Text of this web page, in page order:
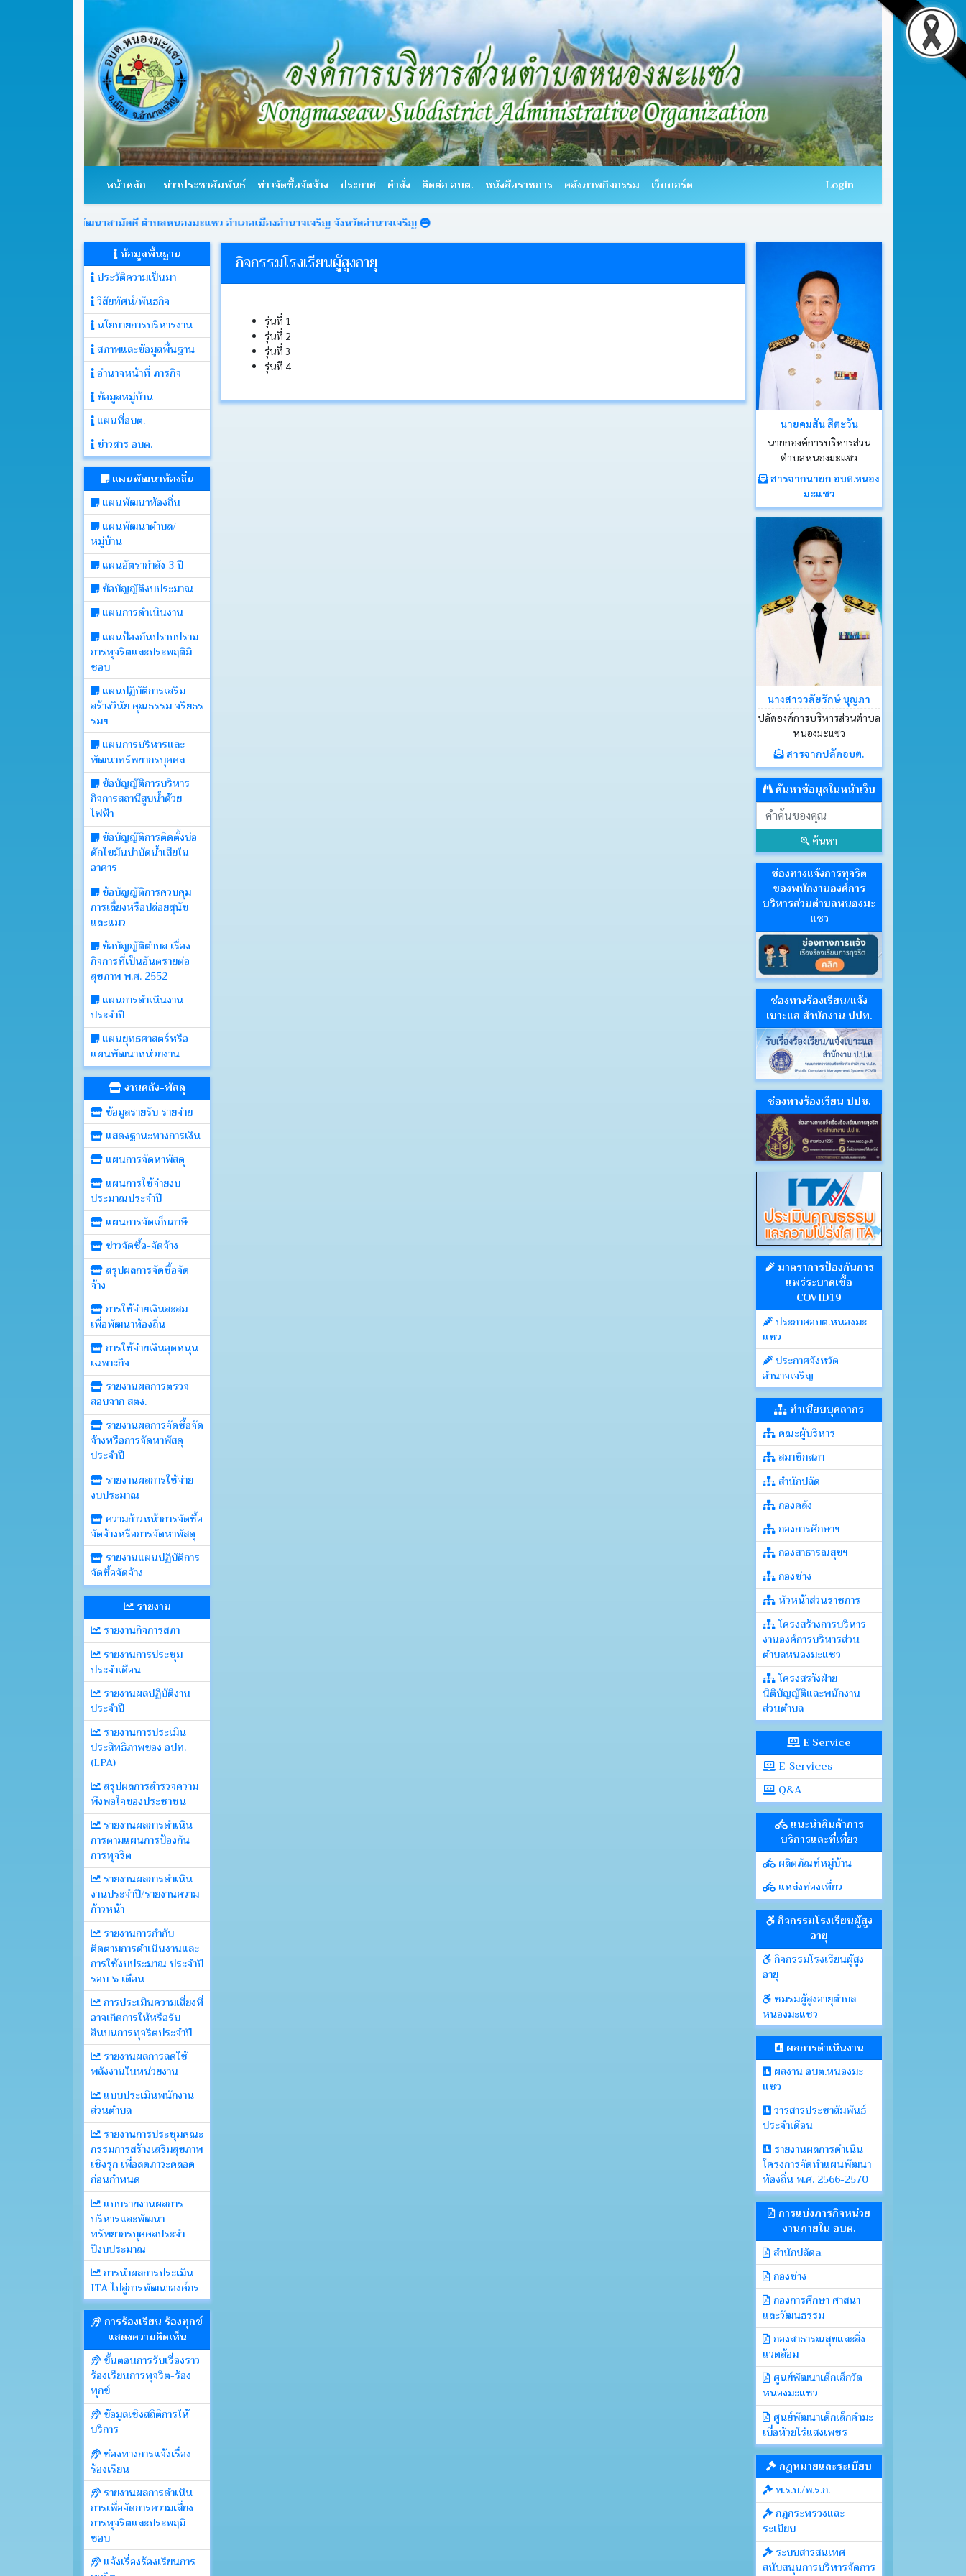
หน้าหลัก ข่าวประชาสัมพันธ์ ข่าวจัดซื้อจัดจ้าง ประกาศ คำสั่ง ติดต่อ อบต. หนังสือราชการ คลังภาพกิจกรรม เว็บบอร์ด Login
บ้านพัฒนาสามัคคี ตำบลหนองมะแซว อำเภอเมืองอำนาจเจริญ จังหวัดอำนาจเจริญ
ข้อมูลพื้นฐาน
ประวัติความเป็นมา
วิสัยทัศน์/พันธกิจ
นโยบายการบริหารงาน
สภาพและข้อมูลพื้นฐาน
อำนาจหน้าที่ ภารกิจ
ข้อมูลหมู่บ้าน
แผนที่อบต.
ข่าวสาร อบต.
แผนพัฒนาท้องถิ่น
แผนพัฒนาท้องถิ่น
แผนพัฒนาตำบล/
หมู่บ้าน
แผนอัตรากำลัง 3 ปี
ข้อบัญญัติงบประมาณ
แผนการดำเนินงาน
แผนป้องกันปราบปราม
การทุจริตและประพฤติมิ
ชอบ
แผนปฏิบัติการเสริม
สร้างวินัย คุณธรรม จริยธร
รมฯ
แผนการบริหารและ
พัฒนาทรัพยากรบุคคล
ข้อบัญญัติการบริหาร
กิจการสถานีสูบน้ำด้วย
ไฟฟ้า
ข้อบัญญัติการติดตั้งบ่อ
ดักไขมันบำบัดน้ำเสียใน
อาคาร
ข้อบัญญัติการควบคุม
การเลี้ยงหรือปล่อยสุนัข
และแมว
ข้อบัญญัติตำบล เรื่อง
กิจการที่เป็นอันตรายต่อ
สุขภาพ พ.ศ. 2552
แผนการดำเนินงาน
ประจำปี
แผนยุทธศาสตร์หรือ
แผนพัฒนาหน่วยงาน
งานคลัง-พัสดุ
ข้อมูลรายรับ รายจ่าย
แสดงฐานะทางการเงิน
แผนการจัดหาพัสดุ
แผนการใช้จ่ายงบ
ประมาณประจำปี
แผนการจัดเก็บภาษี
ข่าวจัดซื้อ-จัดจ้าง
สรุปผลการจัดซื้อจัด
จ้าง
การใช้จ่ายเงินสะสม
เพื่อพัฒนาท้องถิ่น
การใช้จ่ายเงินอุดหนุน
เฉพาะกิจ
รายงานผลการตรวจ
สอบจาก สตง.
รายงานผลการจัดซื้อจัด
จ้างหรือการจัดหาพัสดุ
ประจำปี
รายงานผลการใช้จ่าย
งบประมาณ
ความก้าวหน้าการจัดซื้อ
จัดจ้างหรือการจัดหาพัสดุ
รายงานแผนปฏิบัติการ
จัดซื้อจัดจ้าง
รายงาน
รายงานกิจการสภา
รายงานการประชุม
ประจำเดือน
รายงานผลปฏิบัติงาน
ประจำปี
รายงานการประเมิน
ประสิทธิภาพของ อปท.
(LPA)
สรุปผลการสำรวจความ
พึงพอใจของประชาชน
รายงานผลการดำเนิน
การตามแผนการป้องกัน
การทุจริต
รายงานผลการดำเนิน
งานประจำปี/รายงานความ
ก้าวหน้า
รายงานการกำกับ
ติดตามการดำเนินงานและ
การใช้งบประมาณ ประจำปี
รอบ ๖ เดือน
การประเมินความเสี่ยงที่
อาจเกิดการให้หรือรับ
สินบนการทุจริตประจำปี
รายงานผลการลดใช้
พลังงานในหน่วยงาน
แบบประเมินพนักงาน
ส่วนตำบล
รายงานการประชุมคณะ
กรรมการสร้างเสริมสุขภาพ
เชิงรุก เพื่อลดภาวะคลอด
ก่อนกำหนด
แบบรายงานผลการ
บริหารและพัฒนา
ทรัพยากรบุคคลประจำ
ปีงบประมาณ
การนำผลการประเมิน
ITA ไปสู่การพัฒนาองค์กร
การร้องเรียน ร้องทุกข์
แสดงความคิดเห็น
ขั้นตอนการรับเรื่องราว
ร้องเรียนการทุจริต-ร้อง
ทุกข์
ข้อมูลเชิงสถิติการให้
บริการ
ช่องทางการแจ้งเรื่อง
ร้องเรียน
รายงานผลการดำเนิน
การเพื่อจัดการความเสี่ยง
การทุจริตและประพฤมิ
ชอบ
แจ้งเรื่องร้องเรียนการ
กิจกรรมโรงเรียนผู้สูงอายุ
รุ่นที่ 1
รุ่นที่ 2
รุ่นที่ 3
รุ่นที 4
นายคมสัน สีตะวัน
นายกองค์การบริหารส่วน
ตำบลหนองมะแซว
สารจากนายก อบต.หนอง
มะแซว
นางสาววลัยรักษ์ บุญภา
ปลัดองค์การบริหารส่วนตำบล
หนองมะแซว
สารจากปลัดอบต.
ค้นหาข้อมูลในหน้าเว็บ
ค้นหา
ช่องทางแจ้งการทุจริต
ของพนักงานองค์การ
บริหารส่วนตำบลหนองมะ
แซว
ช่องทางร้องเรียน/แจ้ง
เบาะแส สำนักงาน ปปท.
ช่องทางร้องเรียน ปปช.
มาตราการป้องกันการ
แพร่ระบาดเชื้อ
COVID19
ประกาศอบต.หนองมะ
แซว
ประกาศจังหวัด
อำนาจเจริญ
ทำเนียบบุคลากร
คณะผู้บริหาร
สมาชิกสภา
สำนักปลัด
กองคลัง
กองการศึกษาฯ
กองสาธารณสุขฯ
กองช่าง
หัวหน้าส่วนราชการ
โครงสร้างการบริหาร
งานองค์การบริหารส่วน
ตำบลหนองมะแซว
โครงสรา้งฝ่าย
นิติบัญญัติและพนักงาน
ส่วนตำบล
E Service
E-Services
Q&A
แนะนำสินค้าการ
บริการและที่เที่ยว
ผลิตภัณฑ์หมู่บ้าน
แหล่งท่องเที่ยว
กิจกรรมโรงเรียนผู้สูง
อายุ
กิจกรรมโรงเรียนผู้สูง
อายุ
ชมรมผู้สูงอายุตำบล
หนองมะแซว
ผลการดำเนินงาน
ผลงาน อบต.หนองมะ
แซว
วารสารประชาสัมพันธ์
ประจำเดือน
รายงานผลการดำเนิน
โครงการจัดทำแผนพัฒนา
ท้องถิ่น พ.ศ. 2566-2570
การแบ่งภารกิจหน่วย
งานภายใน อบต.
สำนักปลัดa
กองช่าง
กองการศึกษา ศาสนา
และวัฒนธรรม
กองสาธารณสุขและสิ่ง
แวดล้อม
ศูนย์พัฒนาเด็กเล็กวัด
หนองมะแซว
ศูนย์พัฒนาเด็กเล็กคำมะ
เบื่อห้วยไร่แสงเพชร
กฎหมายและระเบียบ
พ.ร.บ./พ.ร.ก.
กฎกระทรวงและ
ระเบียบ
ระบบสารสนเทศ
สนับสนุนการบริหารจัดการ